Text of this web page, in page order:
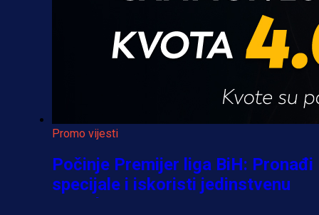
Promo vijesti
Počinje Premijer liga BiH: Pronađi
specijale i iskoristi jedinstvenu
ponudu